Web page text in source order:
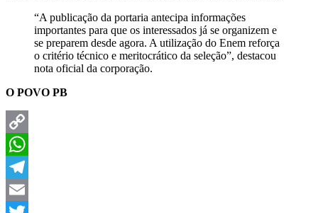
“A publicação da portaria antecipa informações
importantes para que os interessados já se organizem e
se preparem desde agora. A utilização do Enem reforça
o critério técnico e meritocrático da seleção”, destacou
nota oficial da corporação.
O POVO PB
Copy
Link
WhatsApp
Telegram